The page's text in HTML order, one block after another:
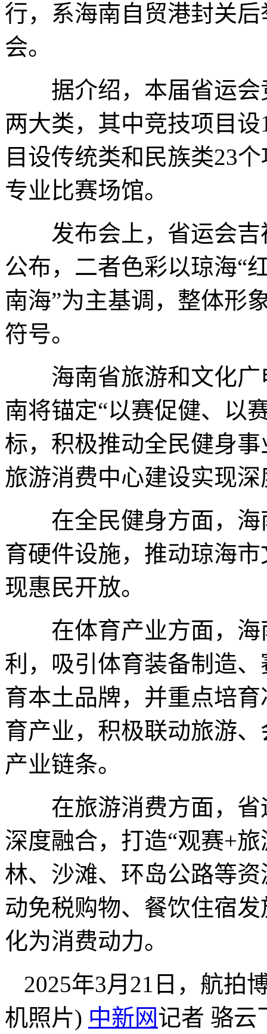
行，系海南自贸港封关
会。
据介绍，本届省运会
两大类，其中竞技项目
目设传统类和民族类23
专业比赛场馆。
发布会上，省运会吉
公布，二者色彩以琼海“
南海”为主基调，整体形
符号。
海南省旅游和文化广
南将锚定“以赛促健、以
标，积极推动全民健身
旅游消费中心建设实现
在全民健身方面，海
育硬件设施，推动琼海
现惠民开放。
在体育产业方面，海
利，吸引体育装备制造
育本土品牌，并重点培
育产业，积极联动旅游
产业链条。
在旅游消费方面，省
深度融合，打造“观赛+
林、沙滩、环岛公路等
动免税购物、餐饮住宿
化为消费动力。
2025年3月21日，航拍
机照片) 中新网记者 骆云